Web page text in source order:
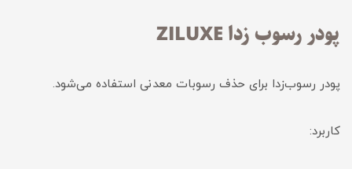
پودر رسوب زدا ZILUXE
پودر رسوب‌زدا برای حذف رسوبات معدنی استفاده می‌شود.
کاربرد: